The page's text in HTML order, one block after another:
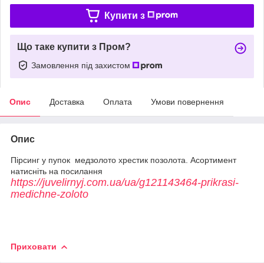
Купити з
Що таке купити з Пром?
Замовлення під захистом
Опис Доставка Оплата Умови повернення
Опис
Пірсинг у пупок медзолото хрестик позолота. Асортимент
натисніть на посилання
https://juvelirnyj.com.ua/ua/g121143464-prikrasi-
medichne-zoloto
Приховати